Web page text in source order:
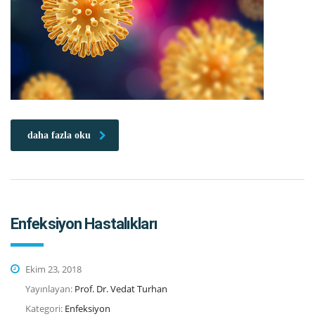
daha fazla oku
Enfeksiyon Hastalıkları
Ekim 23, 2018
Yayınlayan: Prof. Dr. Vedat Turhan
Kategori: Enfeksiyon